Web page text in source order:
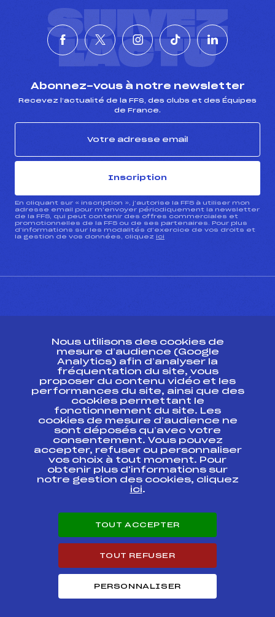
SUIVEZ
L'ACTU
Abonnez-vous à notre newsletter
Recevez l’actualité de la FFS, des clubs et des Équipes
de France.
Inscription
En cliquant sur « inscription », j’autorise la FFS à utiliser mon
adresse email pour m’envoyer périodiquement la newsletter
de la FFS, qui peut contenir des offres commerciales et
promotionnelles de la FFS ou de ses partenaires. Pour plus
d’informations sur les modalités d’exercice de vos droits et
la gestion de vos données, cliquez ici
ESPACE PRESSE
Ressources
Pass’Neige
Projet sportif fédéral
Projet de performance fédéral
Antidopage
Pôle Développement, Formation, Suivi
Scientifique
Listes ministérielles
Pôle vie de l’athlète
Carrières
Nous utilisons des cookies de
mesure d’audience (Google
Analytics) afin d’analyser la
fréquentation du site, vous
proposer du contenu vidéo et les
performances du site, ainsi que des
cookies permettant le
fonctionnement du site. Les
cookies de mesure d’audience ne
sont déposés qu’avec votre
consentement. Vous pouvez
accepter, refuser ou personnaliser
vos choix à tout moment. Pour
obtenir plus d'informations sur
notre gestion des cookies, cliquez
ici.
TOUT ACCEPTER
TOUT REFUSER
PERSONNALISER